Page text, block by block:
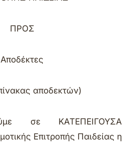
ΠΡΟΣ
Αποδέκτες
αποδεκτών)
σε ΚΑΤΕΠΕΙΓΟΥΣΑ
Επιτροπής Παιδείας η